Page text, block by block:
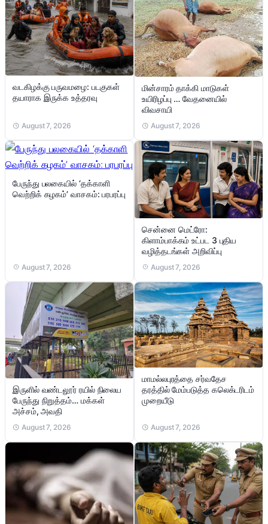
வடகிழக்கு பருவமழை: படகுகள்
தயாராக இருக்க உத்தரவு
August 7, 2026
மின்சாரம் தாக்கி மாடுகள்
உயிரிழப்பு … வேதனையில்
விவசாயி
August 7, 2026
பேருந்து பலகையில் ‘தக்காளி
வெற்றிக் கழகம்’ வாசகம்: பரபரப்பு
August 7, 2026
சென்னை மெட்ரோ:
கிளாம்பாக்கம் உட்பட 3 புதிய
வழித்தடங்கள் அறிவிப்பு
August 7, 2026
இருளில் வண்டலூர் ரயில் நிலைய
பேருந்து நிறுத்தம்… மக்கள்
அச்சம், அவதி
August 7, 2026
மாமல்லபுரத்தை சர்வதேச
தரத்தில் மேம்படுத்த கலெக்டரிடம்
முறையீடு
August 7, 2026